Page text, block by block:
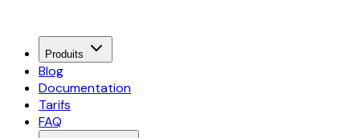
Produits
Blog
Documentation
Tarifs
FAQ